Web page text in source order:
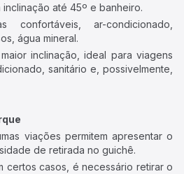
até 45º e banheiro.
confortáveis, ar-condicionado,
água mineral.
maior inclinação, ideal para viagens
sanitário e, possivelmente,
viações permitem apresentar o
de retirada no guichê.
certos casos, é necessário retirar o